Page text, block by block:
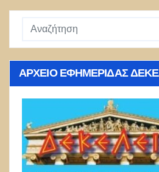
ΑΡΧΕΊΟ ΕΦΗΜΕΡΊΔΑΣ